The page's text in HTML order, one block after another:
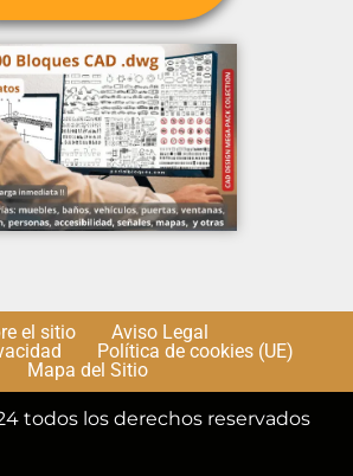
el sitio
Aviso Legal
Política de cookies (UE)
Mapa del Sitio
todos los derechos reservados